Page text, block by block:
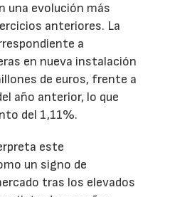
una evolución más
anteriores. La
a
en nueva instalación
de euros, frente a
año anterior, lo que
del 1,11%.
este
un signo de
tras los elevados